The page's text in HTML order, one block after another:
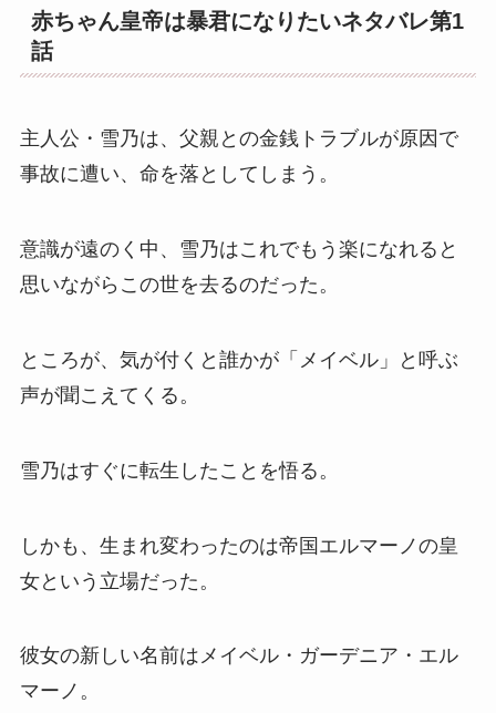
赤ちゃん皇帝は暴君になりたいネタバレ第1
話
主人公・雪乃は、父親との金銭トラブルが原因で
事故に遭い、命を落としてしまう。
意識が遠のく中、雪乃はこれでもう楽になれると
思いながらこの世を去るのだった。
ところが、気が付くと誰かが「メイベル」と呼ぶ
声が聞こえてくる。
雪乃はすぐに転生したことを悟る。
しかも、生まれ変わったのは帝国エルマーノの皇
女という立場だった。
彼女の新しい名前はメイベル・ガーデニア・エル
マーノ。